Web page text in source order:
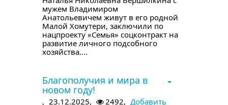
мужем Владимиром
Анатольевичем живут в его родной
Малой Хомутери, заключили по
нацпроекту «Семья» соцконтракт на
развитие личного подсобного
хозяйства....
Благополучия и мира в
новом году!
, 23.12.2025, 2492, Добавить